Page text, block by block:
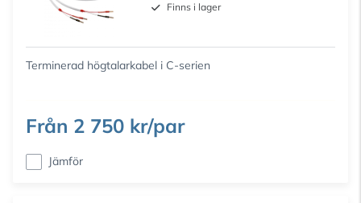
Finns i lager
Terminerad högtalarkabel i C-serien
Från 2 750 kr/par
Jämför